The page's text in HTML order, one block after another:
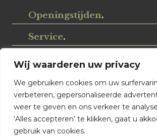
Wij waarderen uw privacy
We gebruiken cookies om uw
verbeteren, gepersonaliseerde
weer te geven en ons verkeer te
‘Alles accepteren’ te klikken, gaat u
gebruik van cookies.
Openingstijden.
Service.
Volg ons